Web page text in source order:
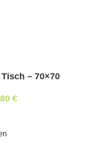
– 70×70
€